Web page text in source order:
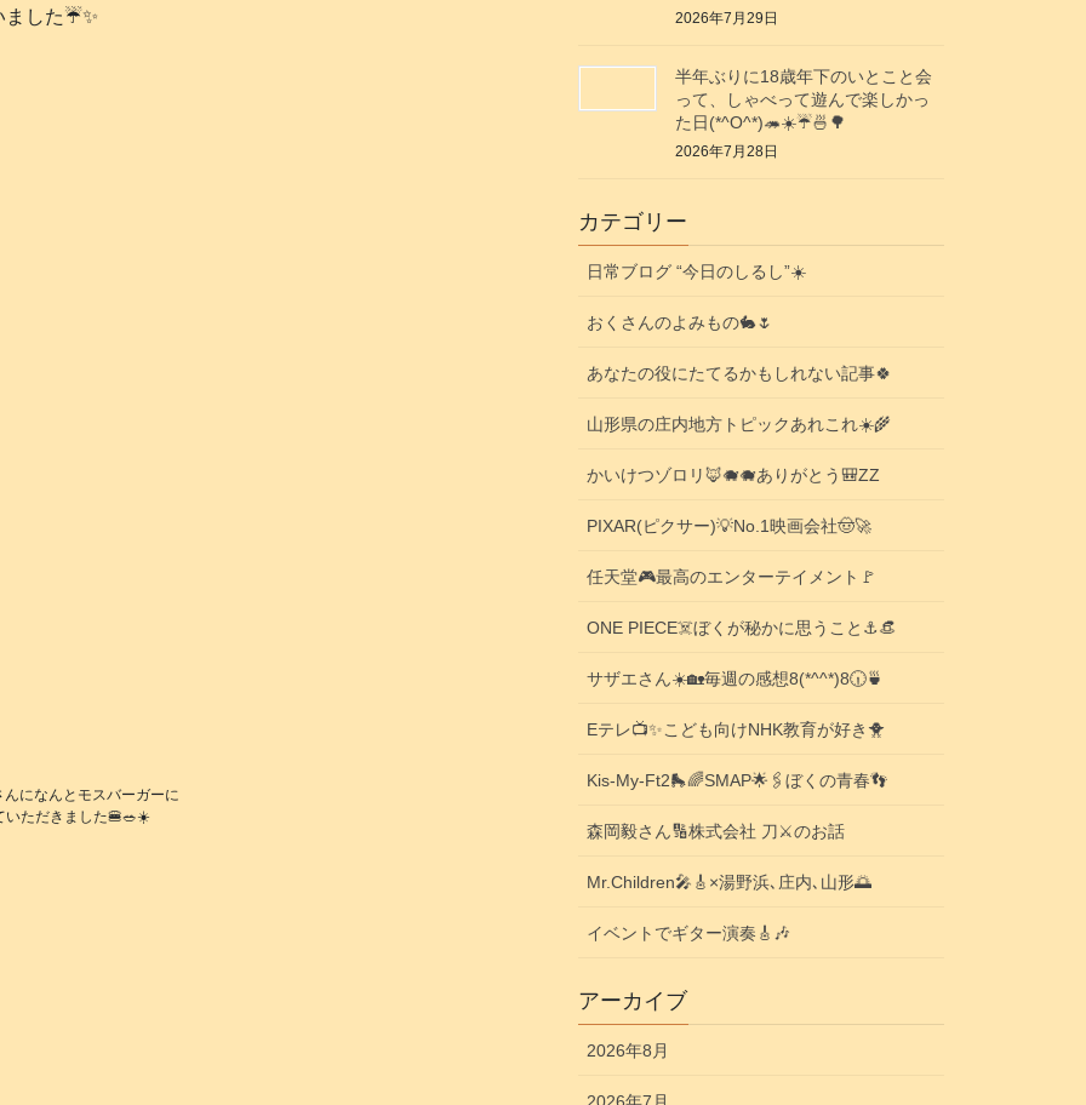
した☔️✨
になんとモスバーガーに
いただきました🍔🥗☀️
2026年7月29日
半年ぶりに18歳年下のいとこと会
って、しゃべって遊んで楽しかっ
た日(*^O^*)🦔☀️☔🍜🌳
2026年7月28日
カテゴリー
日常ブログ “今日のしるし”☀️
おくさんのよみもの🐇🌷
あなたの役にたてるかもしれない記事🍀
山形県の庄内地方トピックあれこれ☀️🌾
かいけつゾロリ🦊🐗🐗ありがとう🎒ZZ
PIXAR(ピクサー)💡No.1映画会社🤠🚀
任天堂🎮️最高のエンターテイメント🚩
ONE PIECE☠️ぼくが秘かに思うこと⚓️👒
サザエさん☀️🏡毎週の感想8(*^^*)8🕡️🍵
Eテレ📺️✨こども向けNHK教育が好き🐥
Kis-My-Ft2🛼🌈SMAP🌟🖇️ぼくの青春👣
森岡毅さん🔢株式会社 刀⚔️のお話
Mr.Children🎤🎸×湯野浜､庄内､山形🌅
イベントでギター演奏🎸🎶
アーカイブ
2026年8月